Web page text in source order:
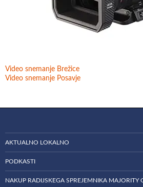
Video snemanje Brežice
Video snemanje Posavje
AKTUALNO LOKALNO
PODKASTI
NAKUP RADIJSKEGA SPREJEMNIKA MAJORITY